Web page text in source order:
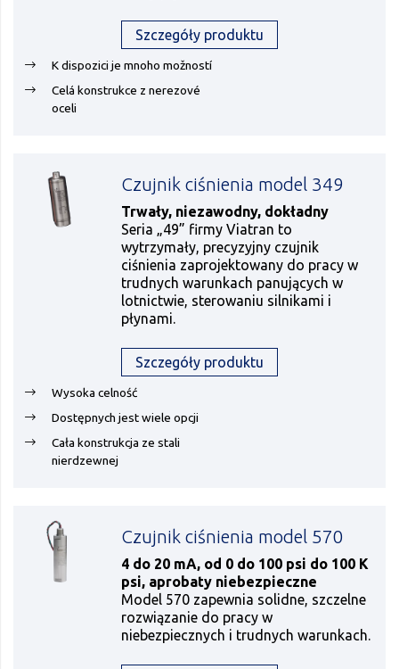
Szczegóły produktu
K dispozici je mnoho možností
Celá konstrukce z nerezové
oceli
Czujnik ciśnienia model 349
Trwały, niezawodny, dokładny
Seria „49” firmy Viatran to
wytrzymały, precyzyjny czujnik
ciśnienia zaprojektowany do pracy w
trudnych warunkach panujących w
lotnictwie, sterowaniu silnikami i
płynami.
Szczegóły produktu
Wysoka celność
Dostępnych jest wiele opcji
Cała konstrukcja ze stali
nierdzewnej
Czujnik ciśnienia model 570
4 do 20 mA, od 0 do 100 psi do 100 K
psi, aprobaty niebezpieczne
Model 570 zapewnia solidne, szczelne
rozwiązanie do pracy w
niebezpiecznych i trudnych warunkach.